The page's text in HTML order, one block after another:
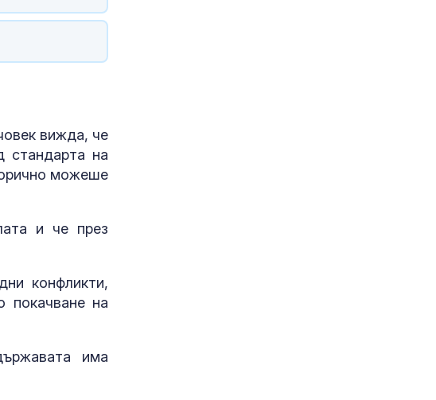
вижда, че
стандарта на
можеше
и че през
конфликти,
покачване на
има